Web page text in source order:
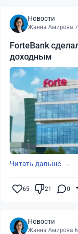
Новости
Жанна Амирова·
ForteBank
доходным
Читать дальше →
65 21 0
Новости
Жанна Амирова·